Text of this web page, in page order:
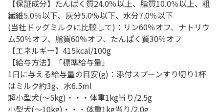
【保証成分】たんぱく質24.0％以上、脂質10.0％以上、粗
繊維5.0％以下、灰分5.0％以下、水分7.0％以下
(当社ドッグミルクに比較して)：リン60％オフ、ナトリウ
ム50％オフ、脂質60％オフ、たんぱく質30％オフ
【エネルギー】415kcal/100g
【給与方法】「標準給与量」
1日に与える給与量の目安(g)：添付スプーンすり切り1杯
はミルク約3g、水6.5ml
超小型犬(～5kg)・・・体重1kg当り/2.5g
小型犬(～10kg)・・・体重1kg当り/2.0g